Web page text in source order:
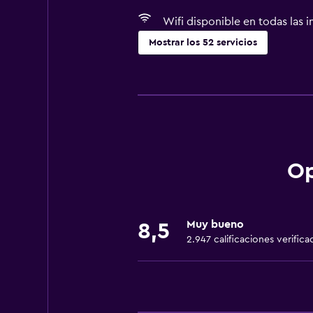
Wifi disponible en todas las
Mostrar los 52 servicios
Wifi gratis
Artículos de aseo gratis
8,5 Muy bueno
2.947 calificaciones